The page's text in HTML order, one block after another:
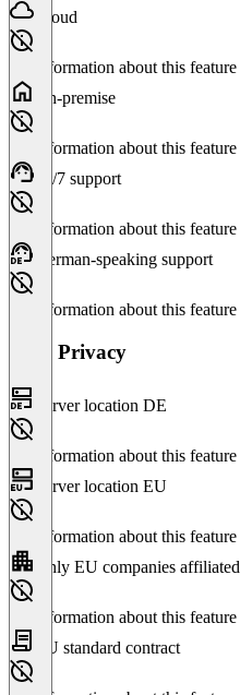
Cloud
No information about this feature
On-premise
No information about this feature
24/7 support
No information about this feature
German-speaking support
No information about this feature
Data Privacy
Server location DE
No information about this feature
Server location EU
No information about this feature
Only EU companies affiliated
No information about this feature
EU standard contract